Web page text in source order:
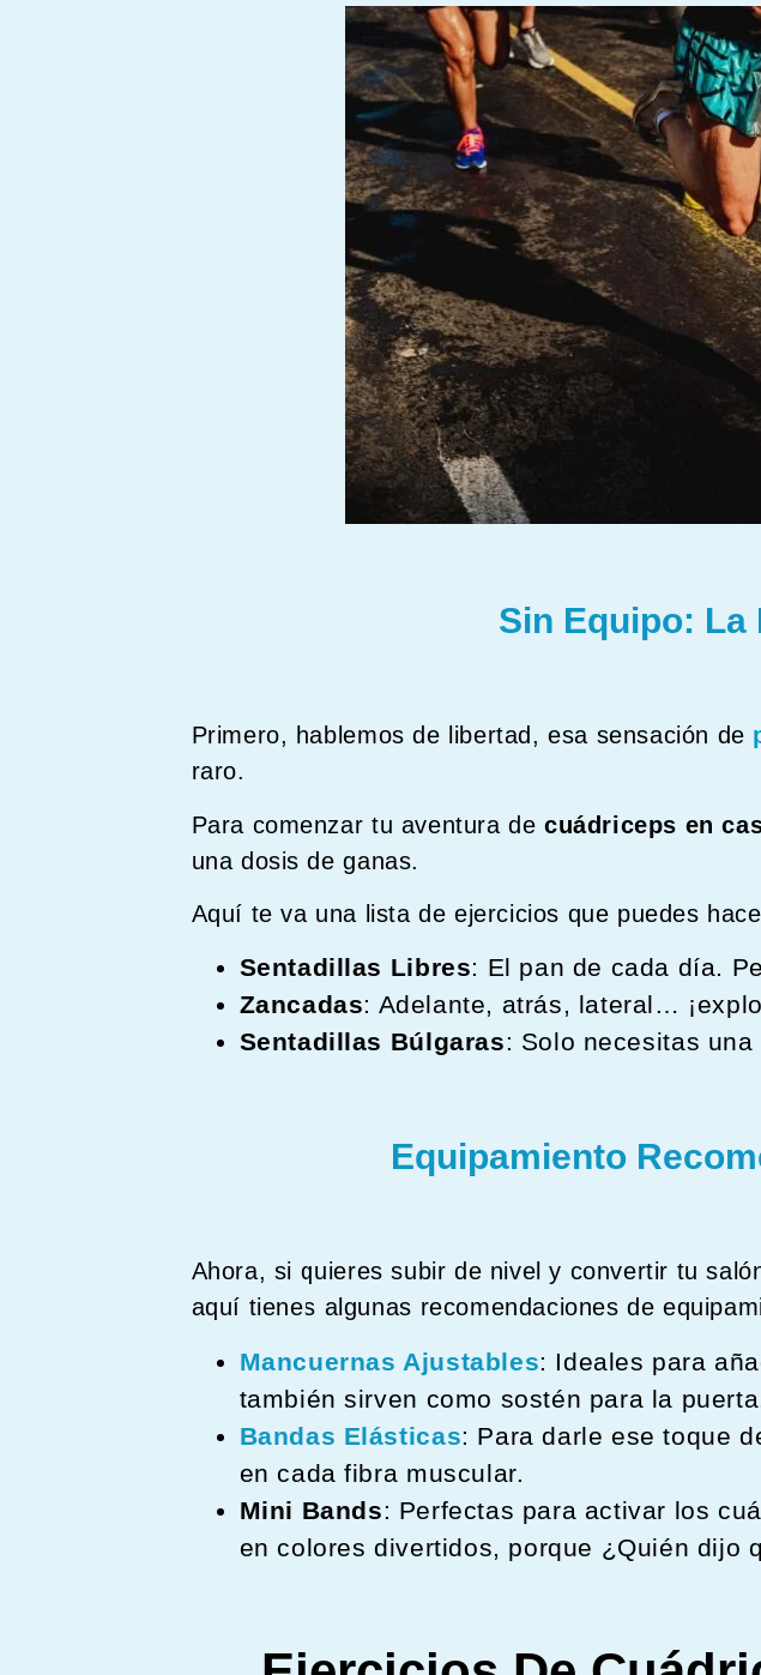
Sin Equipo: La
Primero, hablemos de libertad, esa sensación de
raro.
Para comenzar tu aventura de cuádriceps en
una dosis de ganas.
Aquí te va una lista de ejercicios que puedes
Sentadillas Libres: El pan de cada día.
Zancadas: Adelante, atrás, lateral…
Sentadillas Búlgaras: Solo necesitas
Equipamiento
Ahora, si quieres subir de nivel y convertir tu
aquí tienes algunas recomendaciones de
Mancuernas Ajustables: Ideales para
también sirven como sostén para la
Bandas Elásticas: Para darle ese toque
en cada fibra muscular.
Mini Bands: Perfectas para activar los
en colores divertidos, porque ¿Quién dijo